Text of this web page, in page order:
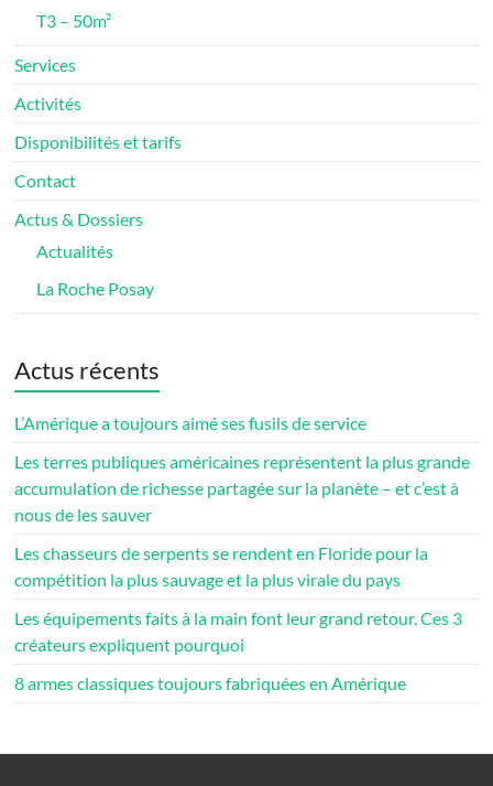
T3 – 50m²
Services
Activités
Disponibilités et tarifs
Contact
Actus & Dossiers
Actualités
La Roche Posay
Actus récents
L’Amérique a toujours aimé ses fusils de service
Les terres publiques américaines représentent la plus grande
accumulation de richesse partagée sur la planète – et c’est à
nous de les sauver
Les chasseurs de serpents se rendent en Floride pour la
compétition la plus sauvage et la plus virale du pays
Les équipements faits à la main font leur grand retour. Ces 3
créateurs expliquent pourquoi
8 armes classiques toujours fabriquées en Amérique